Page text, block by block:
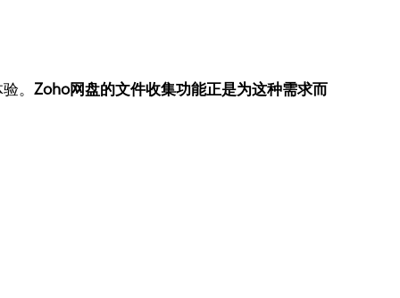
验。Zoho网盘的文件收集功能正是为这种需求而